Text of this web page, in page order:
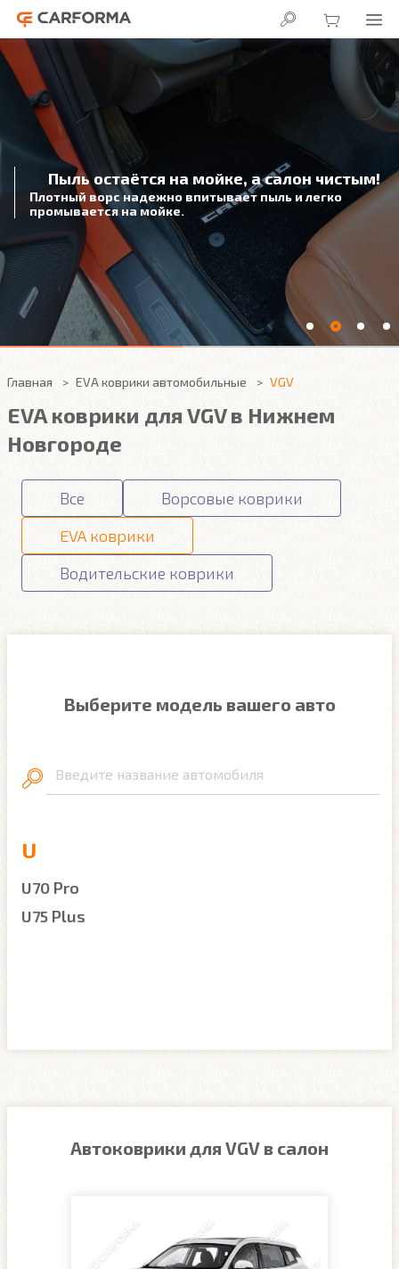
Пыль остаётся на мойке, а салон чистым!
Плотный ворс надежно впитывает пыль и легко
промывается на мойке.
Главная EVA коврики автомобильные VGV
EVA коврики для VGV в Нижнем
Новгороде
Все
Ворсовые коврики
EVA коврики
Водительские коврики
Выберите модель вашего авто
Введите название автомобиля
U
U70 Pro
U75 Plus
Автоковрики для VGV в салон